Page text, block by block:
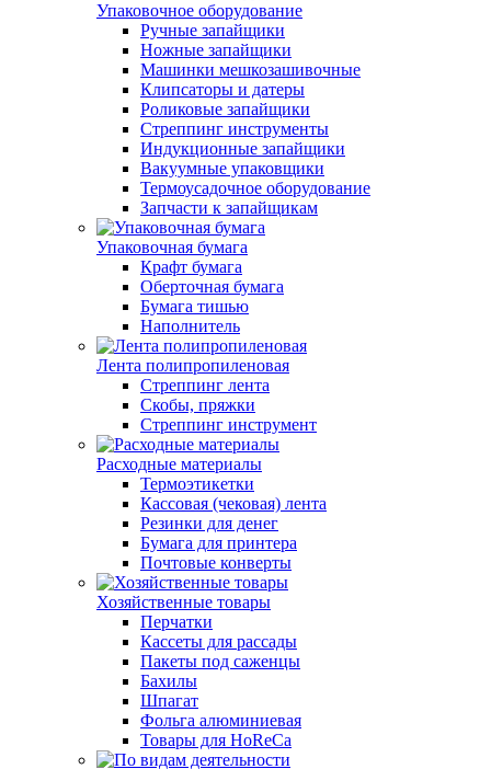
Упаковочное оборудование
Ручные запайщики
Ножные запайщики
Машинки мешкозашивочные
Клипсаторы и датеры
Роликовые запайщики
Стреппинг инструменты
Индукционные запайщики
Вакуумные упаковщики
Термоусадочное оборудование
Запчасти к запайщикам
Упаковочная бумага
Крафт бумага
Оберточная бумага
Бумага тишью
Наполнитель
Лента полипропиленовая
Стреппинг лента
Скобы, пряжки
Стреппинг инструмент
Расходные материалы
Термоэтикетки
Кассовая (чековая) лента
Резинки для денег
Бумага для принтера
Почтовые конверты
Хозяйственные товары
Перчатки
Кассеты для рассады
Пакеты под саженцы
Бахилы
Шпагат
Фольга алюминиевая
Товары для HoReCa